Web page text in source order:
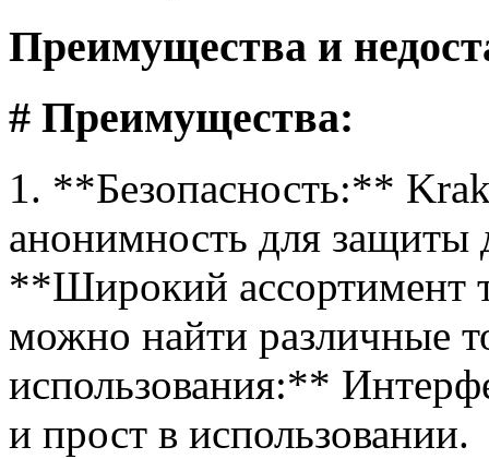
Преимущества и
# Преимущества:
1. **Безопасность:**
анонимность для защиты
**Широкий ассортимент
можно найти различные
использования:**
и прост в использовании.